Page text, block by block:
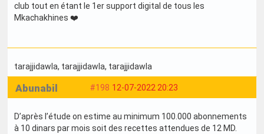
club tout en étant le 1er support digital de tous les
Mkachakhines ❤️
tarajjidawla, tarajjidawla, tarajjidawla
#198 12-07-2022 20:23
Abunabil
D’après l’étude on estime au minimum 100.000 abonnements
à 10 dinars par mois soit des recettes attendues de 12 MD.